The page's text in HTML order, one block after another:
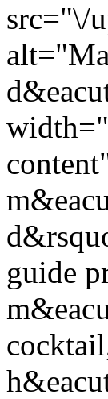
src="\/
guide